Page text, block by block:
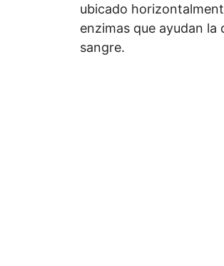
ubicado
enzimas que ayudan
sangre.